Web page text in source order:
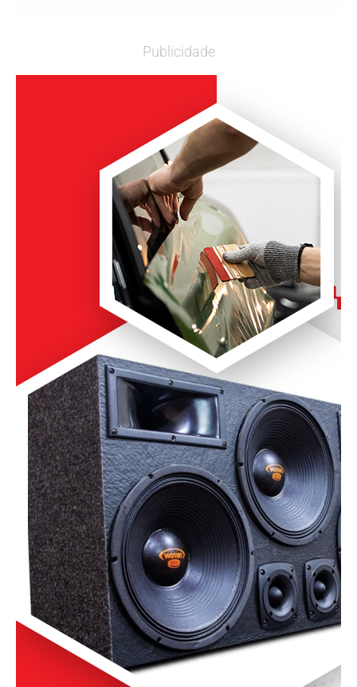
Publicidade